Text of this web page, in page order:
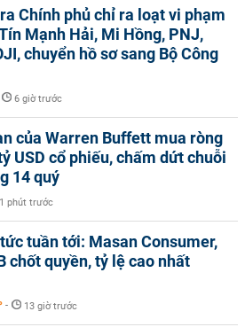
Chính phủ chỉ ra loạt vi phạm
Mạnh Hải, Mi Hồng, PNJ,
chuyển hồ sơ sang Bộ Công
6 giờ trước
của Warren Buffett mua ròng
USD cổ phiếu, chấm dứt chuỗi
14 quý
1 phút trước
tuần tới: Masan Consumer,
chốt quyền, tỷ lệ cao nhất
- 13 giờ trước